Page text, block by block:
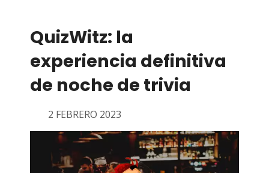
QuizWitz: la
experiencia definitiva
de noche de trivia
2 FEBRERO 2023